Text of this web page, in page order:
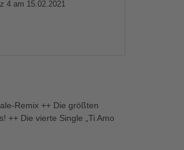
4 am 15.02.2021
Remix ++ Die größten
++ Die vierte Single „Ti Amo